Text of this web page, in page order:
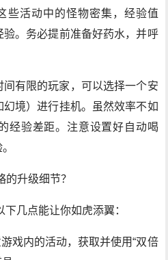
些活动中的怪物密集，经验值
。务必提前准备好药水，并呼
有限的玩家，可以选择一个安
境）进行挂机。虽然效率不如
经验差距。注意设置好自动喝
升级细节？
几点能让你如虎添翼：
戏内的活动，获取并使用“双倍